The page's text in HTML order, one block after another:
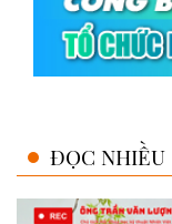
ĐỌC NHIỀU